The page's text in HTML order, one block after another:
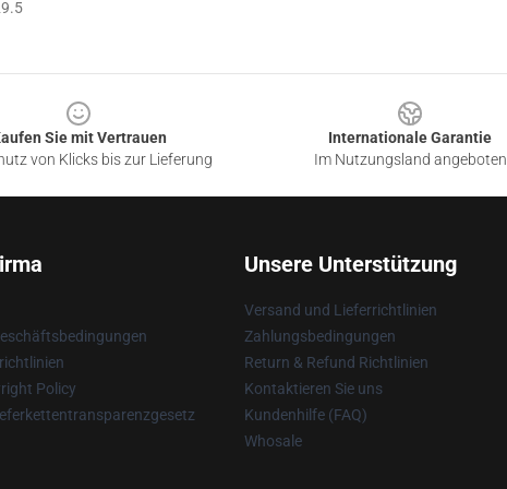
Sie mit Vertrauen
von Klicks bis zur Lieferung
Internationale Garantie
Im Nutzungsland angeboten
Policy
Unsere Unterstützung
Versand und Lieferrichtlinien
Zahlungsbedingungen
Return & Refund Richtlinien
Kontaktieren Sie uns
Kundenhilfe (FAQ)
Whosale